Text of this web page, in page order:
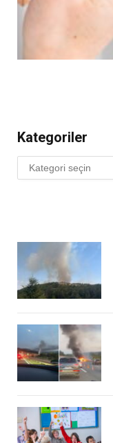
Kategoriler
Kategoriler